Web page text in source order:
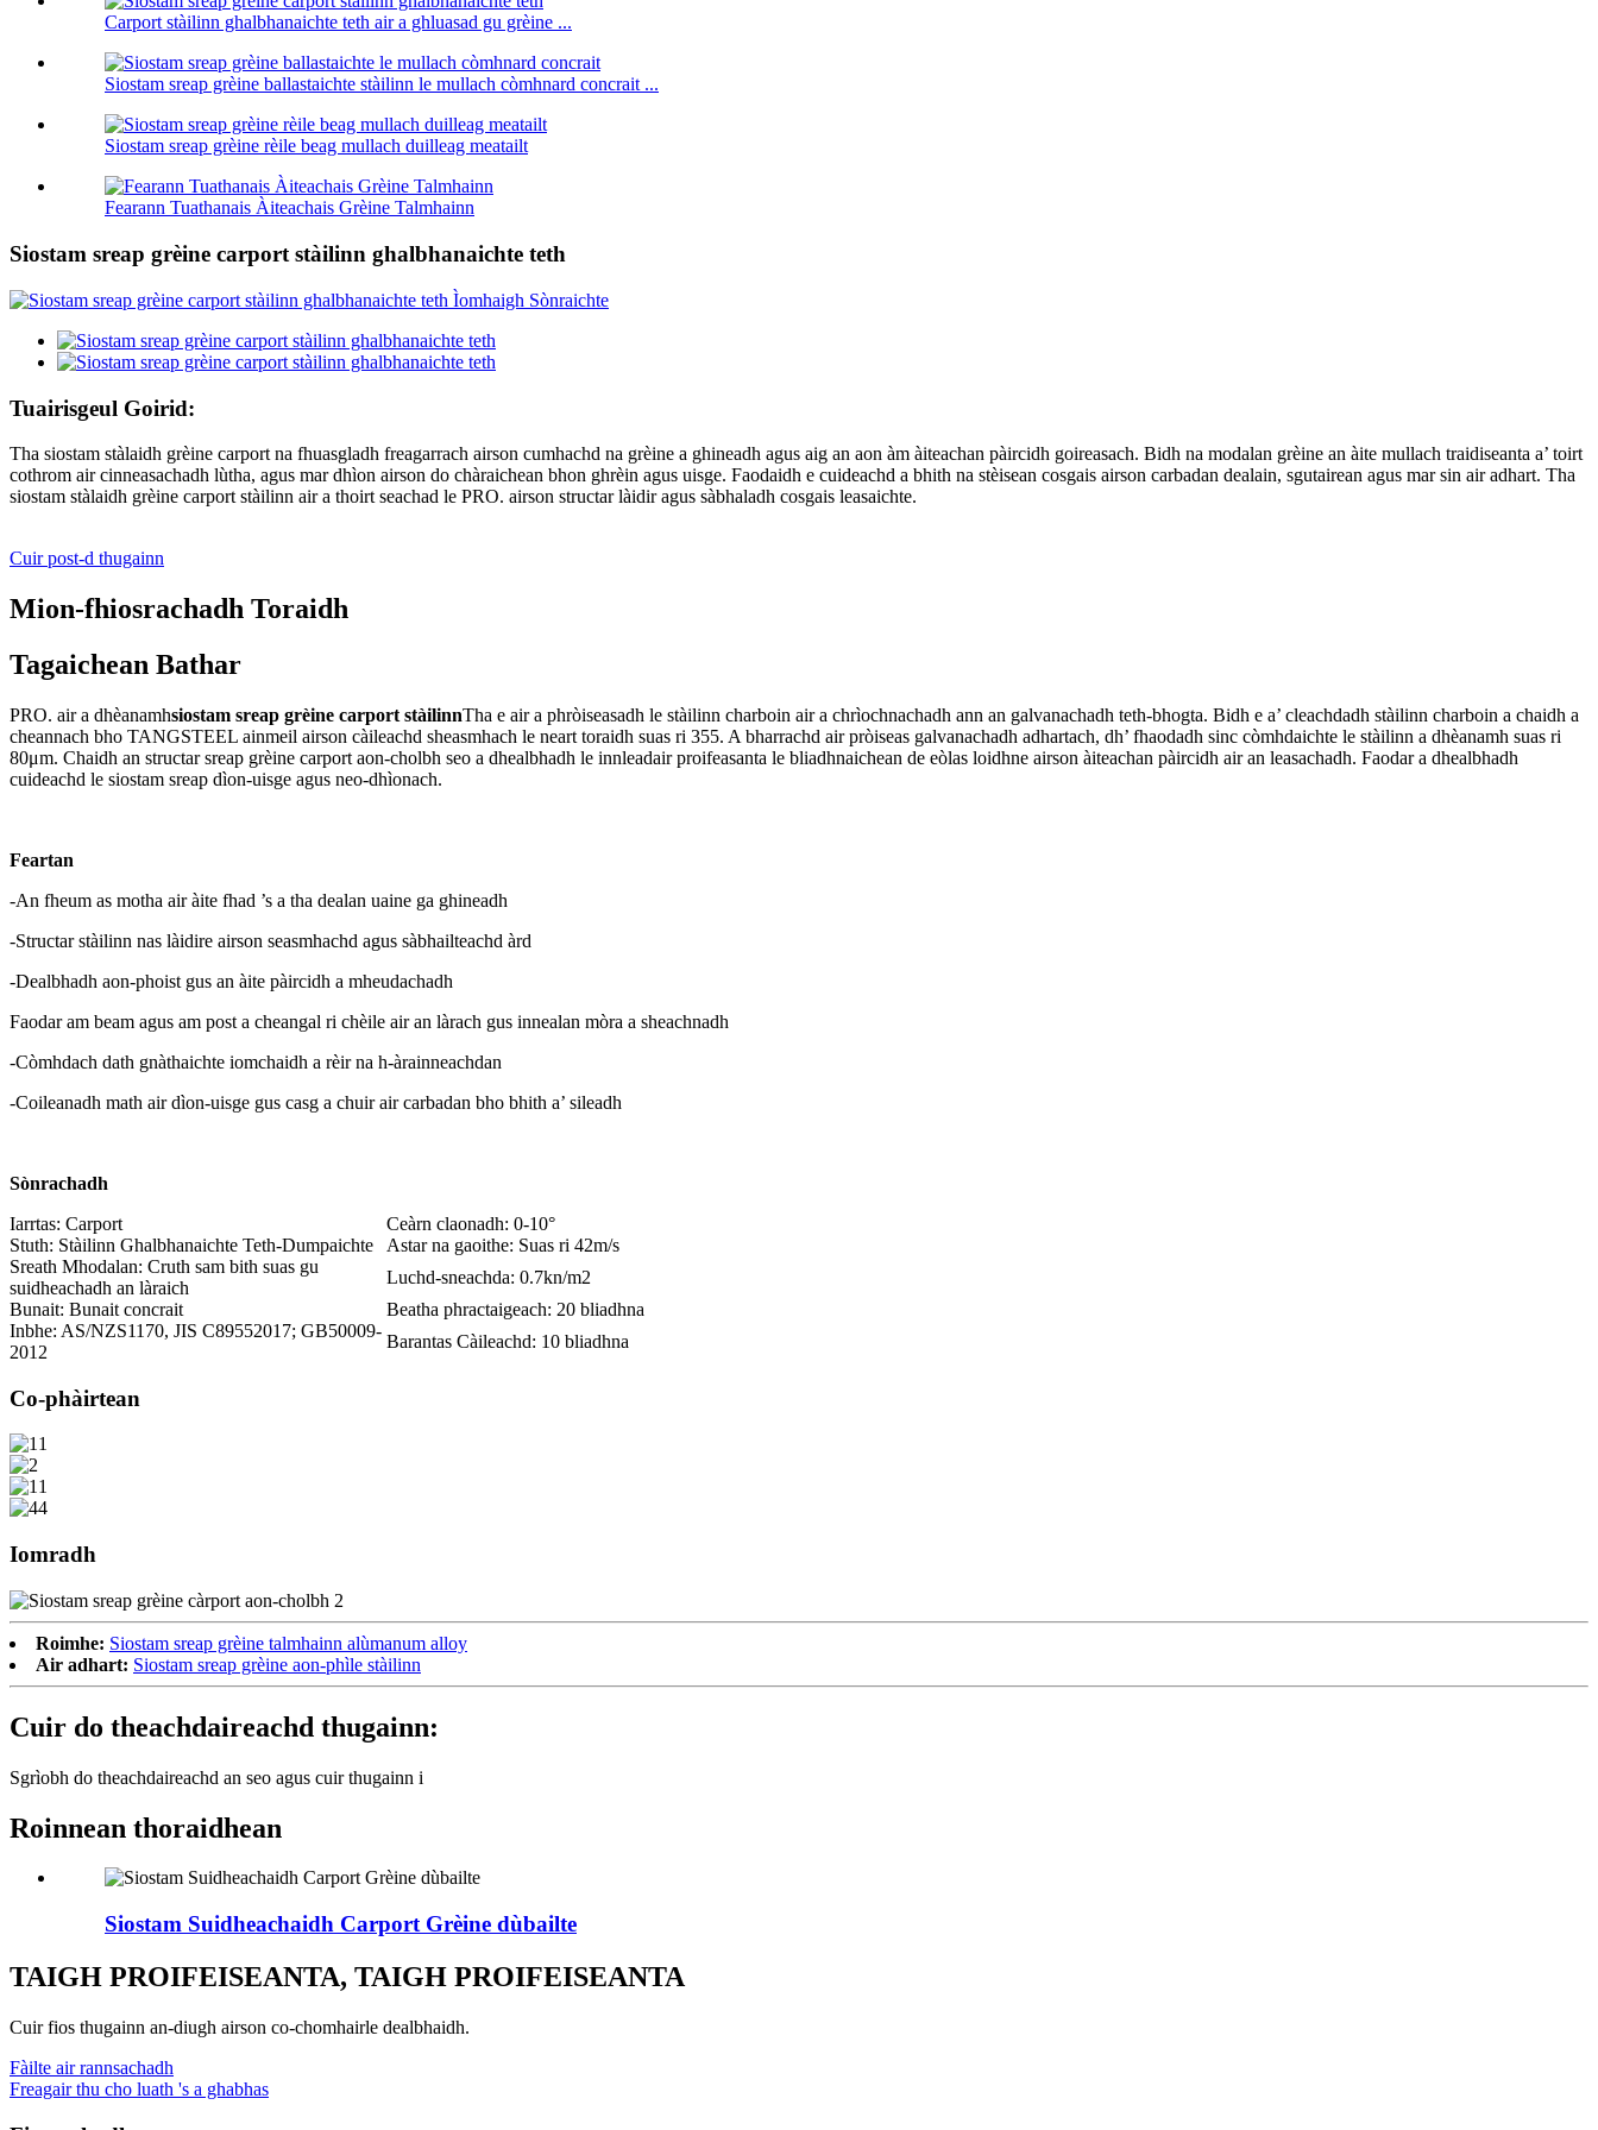
Carport stàilinn ghalbhanaichte teth air a ghluasad gu grèine ...
Siostam sreap grèine ballastaichte stàilinn le mullach còmhnard concrait ...
Siostam sreap grèine rèile beag mullach duilleag meatailt
Fearann Tuathanais Àiteachais Grèine Talmhainn
Siostam sreap grèine carport stàilinn ghalbhanaichte teth
Tuairisgeul Goirid:
Tha siostam stàlaidh grèine carport na fhuasgladh freagarrach airson cumhachd na grèine a ghineadh agus aig an aon àm àiteachan pàircidh goireasach. Bidh na modalan grèine an àite mullach traidiseanta a’ toirt
cothrom air cinneasachadh lùtha, agus mar dhìon airson do chàraichean bhon ghrèin agus uisge. Faodaidh e cuideachd a bhith na stèisean cosgais airson carbadan dealain, sgutairean agus mar sin air adhart. Tha
siostam stàlaidh grèine carport stàilinn air a thoirt seachad le PRO. airson structar làidir agus sàbhaladh cosgais leasaichte.
Cuir post-d thugainn
Mion-fhiosrachadh Toraidh
Tagaichean Bathar
PRO. air a dhèanamhsiostam sreap grèine carport stàilinnTha e air a phròiseasadh le stàilinn charboin air a chrìochnachadh ann an galvanachadh teth-bhogta. Bidh e a’ cleachdadh stàilinn charboin a chaidh a
cheannach bho TANGSTEEL ainmeil airson càileachd sheasmhach le neart toraidh suas ri 355. A bharrachd air pròiseas galvanachadh adhartach, dh’ fhaodadh sinc còmhdaichte le stàilinn a dhèanamh suas ri
80μm. Chaidh an structar sreap grèine carport aon-cholbh seo a dhealbhadh le innleadair proifeasanta le bliadhnaichean de eòlas loidhne airson àiteachan pàircidh air an leasachadh. Faodar a dhealbhadh
cuideachd le siostam sreap dìon-uisge agus neo-dhìonach.
Feartan
-An fheum as motha air àite fhad ’s a tha dealan uaine ga ghineadh
-Structar stàilinn nas làidire airson seasmhachd agus sàbhailteachd àrd
-Dealbhadh aon-phoist gus an àite pàircidh a mheudachadh
Faodar am beam agus am post a cheangal ri chèile air an làrach gus innealan mòra a sheachnadh
-Còmhdach dath gnàthaichte iomchaidh a rèir na h-àrainneachdan
-Coileanadh math air dìon-uisge gus casg a chuir air carbadan bho bhith a’ sileadh
Sònrachadh
Iarrtas: Carport
Ceàrn claonadh: 0-10°
Stuth: Stàilinn Ghalbhanaichte Teth-Dumpaichte
Astar na gaoithe: Suas ri 42m/s
Sreath Mhodalan: Cruth sam bith suas gu
suidheachadh an làraich
Luchd-sneachda: 0.7kn/m2
Bunait: Bunait concrait
Beatha phractaigeach: 20 bliadhna
Inbhe: AS/NZS1170, JIS C89552017; GB50009-
2012
Barantas Càileachd: 10 bliadhna
Co-phàirtean
Iomradh
Roimhe: Siostam sreap grèine talmhainn alùmanum alloy
Air adhart: Siostam sreap grèine aon-phìle stàilinn
Cuir do theachdaireachd thugainn:
Sgrìobh do theachdaireachd an seo agus cuir thugainn i
Roinnean thoraidhean
Siostam Suidheachaidh Carport Grèine dùbailte
TAIGH PROIFEISEANTA, TAIGH PROIFEISEANTA
Cuir fios thugainn an-diugh airson co-chomhairle dealbhaidh.
Fàilte air rannsachadh
Freagair thu cho luath 's a ghabhas